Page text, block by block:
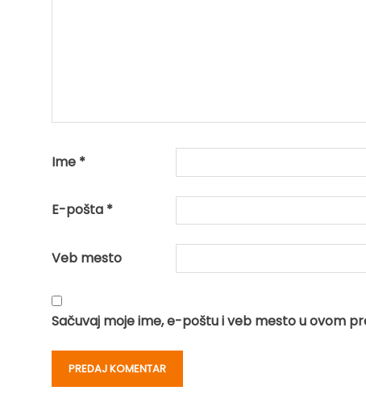
Ime *
E-pošta *
Veb mesto
Sačuvaj moje ime, e-poštu i veb mesto u ovom